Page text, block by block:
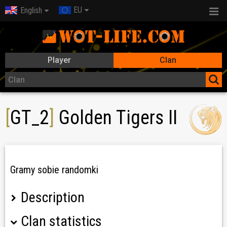
English EU
Player Clan
GT_2 Golden Tigers II
Gramy sobie randomki
Description
Z uprzejmością informujemy o reaktywacji GT_2.
Clan statistics